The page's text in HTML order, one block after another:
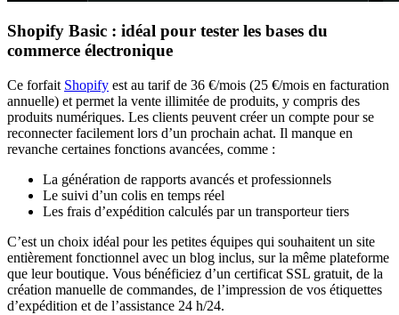
Shopify Basic : idéal pour tester les bases du
commerce électronique
Ce forfait Shopify est au tarif de 36 €/mois (25 €/mois en facturation
annuelle) et permet la vente illimitée de produits, y compris des
produits numériques. Les clients peuvent créer un compte pour se
reconnecter facilement lors d’un prochain achat. Il manque en
revanche certaines fonctions avancées, comme :
La génération de rapports avancés et professionnels
Le suivi d’un colis en temps réel
Les frais d’expédition calculés par un transporteur tiers
C’est un choix idéal pour les petites équipes qui souhaitent un site
entièrement fonctionnel avec un blog inclus, sur la même plateforme
que leur boutique. Vous bénéficiez d’un certificat SSL gratuit, de la
création manuelle de commandes, de l’impression de vos étiquettes
d’expédition et de l’assistance 24 h/24.